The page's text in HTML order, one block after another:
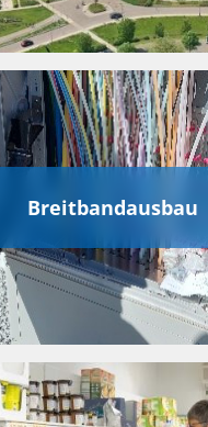
Breitbandausbau